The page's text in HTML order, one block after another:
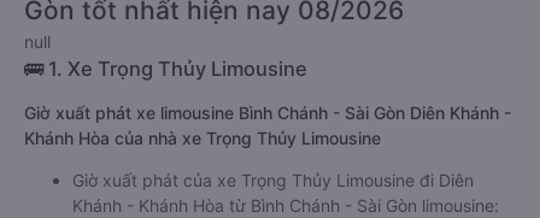
Gòn tốt nhất hiện nay 08/2026
null
🚌 1. Xe Trọng Thủy Limousine
Giờ xuất phát xe limousine Bình Chánh - Sài Gòn Diên Khánh -
Khánh Hòa của nhà xe Trọng Thủy Limousine
Giờ xuất phát của xe Trọng Thủy Limousine đi Diên
Khánh - Khánh Hòa từ Bình Chánh - Sài Gòn limousine: